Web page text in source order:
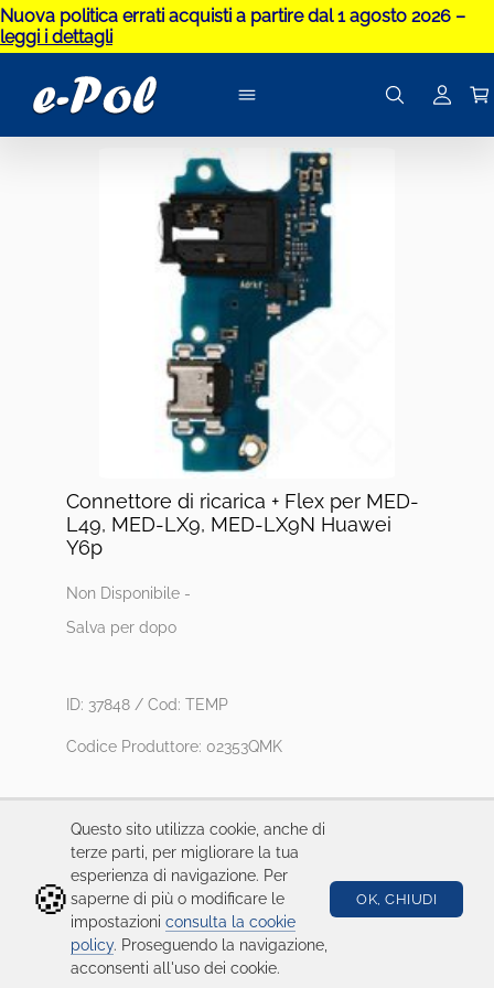
Nuova politica errati acquisti a partire dal 1 agosto 2026 –
leggi i dettagli
Connettore di ricarica + Flex per MED-
L49, MED-LX9, MED-LX9N Huawei
Y6p
Non Disponibile -
Salva per dopo
ID: 37848 / Cod: TEMP
Codice Produttore: 02353QMK
Compatibilità
HuaweiY6p
Note
Serviceware
🍪
Questo sito utilizza cookie, anche di
terze parti, per migliorare la tua
esperienza di navigazione. Per
saperne di più o modificare le
impostazioni consulta la cookie
policy. Proseguendo la navigazione,
acconsenti all'uso dei cookie.
OK, CHIUDI